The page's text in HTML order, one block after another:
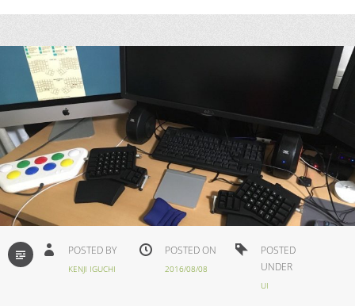
STANDARD POSTED BY
KENJI IGUCHI
POSTED ON
2016/08/08
POSTED
UNDER
UI